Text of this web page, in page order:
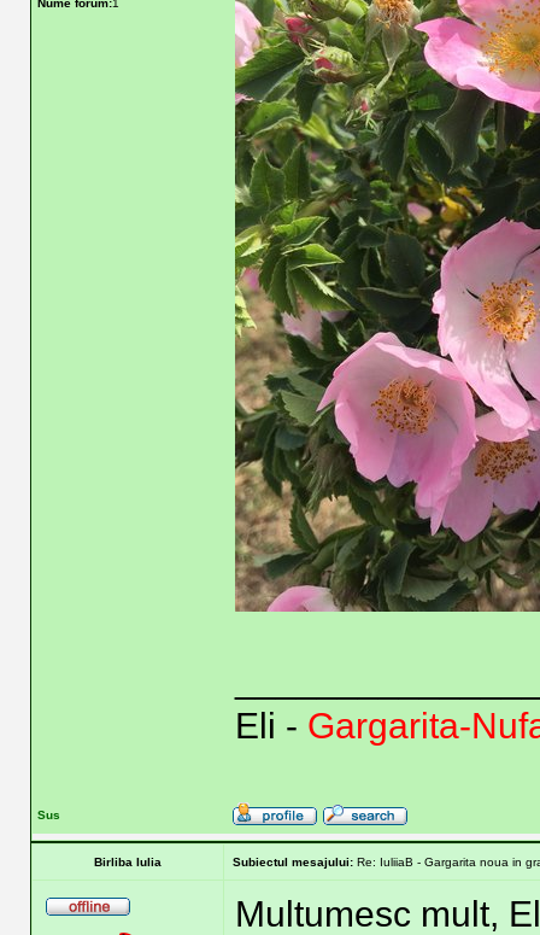
Nume forum:1
Eli - Gargarita-
Sus
Birliba Iulia Subiectul mesajului: Re: IuliiaB - Gargarita noua in
Multumesc mult,